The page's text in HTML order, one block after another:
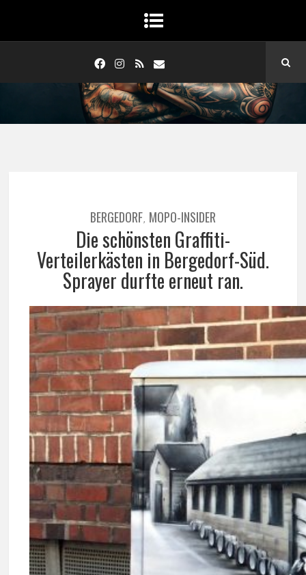
BERGEDORF, MOPO-INSIDER
Die schönsten Graffiti-
Verteilerkästen in Bergedorf-Süd.
Sprayer durfte erneut ran.